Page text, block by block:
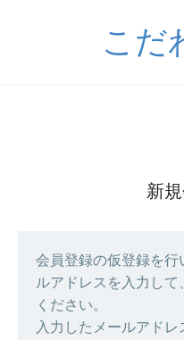
こだ
新
会員登録の仮登録を行
ルアドレスを入力し
ください。
入力したメールアド